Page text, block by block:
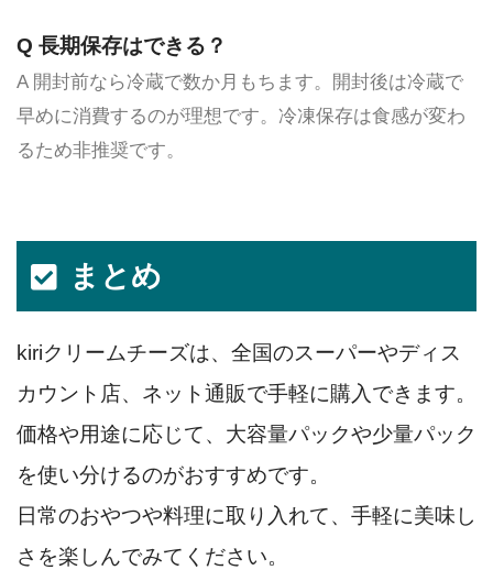
Q 長期保存はできる？
A 開封前なら冷蔵で数か月もちます。開封後は冷蔵で
早めに消費するのが理想です。冷凍保存は食感が変わ
るため非推奨です。
まとめ
kiriクリームチーズは、全国のスーパーやディス
カウント店、ネット通販で手軽に購入できます。
価格や用途に応じて、大容量パックや少量パック
を使い分けるのがおすすめです。
日常のおやつや料理に取り入れて、手軽に美味し
さを楽しんでみてください。